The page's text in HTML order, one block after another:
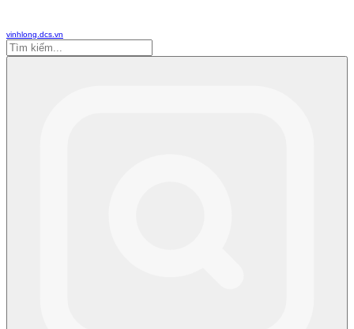
vinhlong.dcs.vn